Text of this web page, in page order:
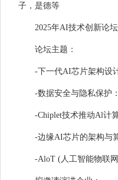
子，是德等
2025年AI技术创新论坛
论坛主题：
-下一代AI芯片架构设
-数据安全与隐私保护
-Chiplet技术推动Al计
-边缘AI芯片的架构与
-AloT (人工智能物联